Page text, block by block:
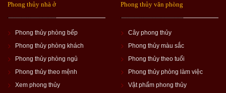
Phong thủy nhà ở
Phong thủy phòng bếp
Phong thủy phòng khách
Phong thủy phòng ngủ
Phong thủy theo mệnh
Xem phong thủy
Phong thủy văn phòng
Cây phong thủy
Phong thủy màu sắc
Phong thủy theo tuổi
Phong thủy phòng làm việc
Vật phẩm phong thủy